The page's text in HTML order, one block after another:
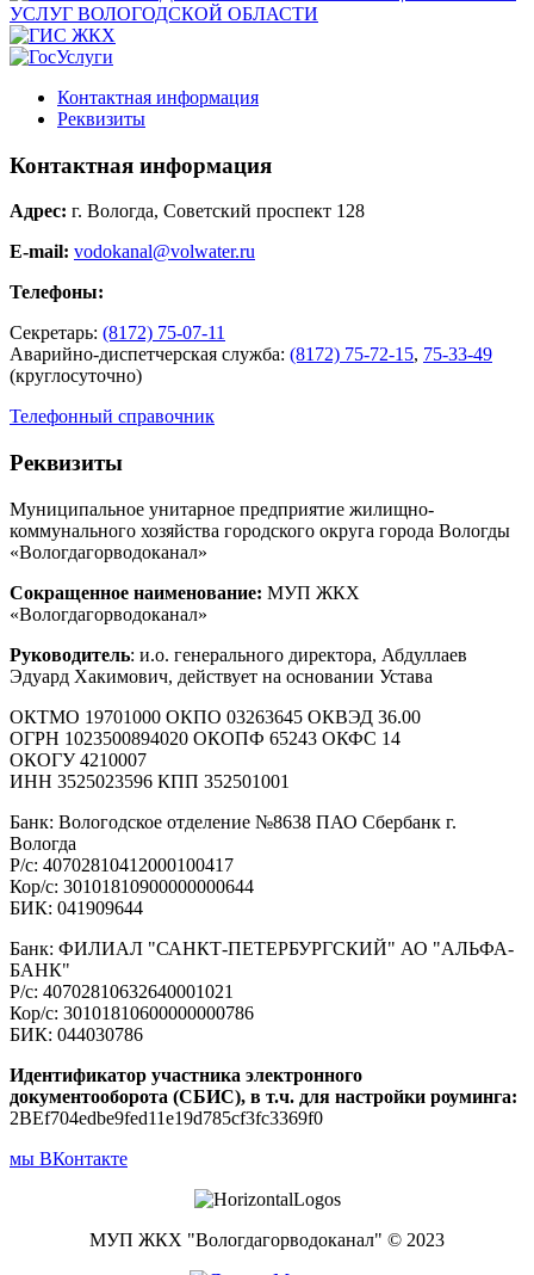
Контактная информация
Реквизиты
Контактная информация
Адрес: г. Вологда, Советский проспект 128
E-mail: vodokanal@volwater.ru
Телефоны:
Секретарь: (8172) 75-07-11
Аварийно-диспетчерская служба: (8172) 75-72-15, 75-33-49
(круглосуточно)
Телефонный справочник
Реквизиты
Муниципальное унитарное предприятие жилищно-
коммунального хозяйства городского округа города Вологды
«Вологдагорводоканал»
Сокращенное наименование: МУП ЖКХ
«Вологдагорводоканал»
Руководитель: и.о. генерального директора, Абдуллаев
Эдуард Хакимович, действует на основании Устава
ОКТМО 19701000 ОКПО 03263645 ОКВЭД 36.00
ОГРН 1023500894020 ОКОПФ 65243 ОКФС 14
ОКОГУ 4210007
ИНН 3525023596 КПП 352501001
Банк: Вологодское отделение №8638 ПАО Сбербанк г.
Вологда
Р/с: 40702810412000100417
Кор/с: 30101810900000000644
БИК: 041909644
Банк: ФИЛИАЛ "САНКТ-ПЕТЕРБУРГСКИЙ" АО "АЛЬФА-
БАНК"
Р/с: 40702810632640001021
Кор/с: 30101810600000000786
БИК: 044030786
Идентификатор участника электронного
документооборота (СБИС), в т.ч. для настройки роуминга:
2BEf704edbe9fed11e19d785cf3fc3369f0
мы ВКонтакте
МУП ЖКХ "Вологдагорводоканал" © 2023